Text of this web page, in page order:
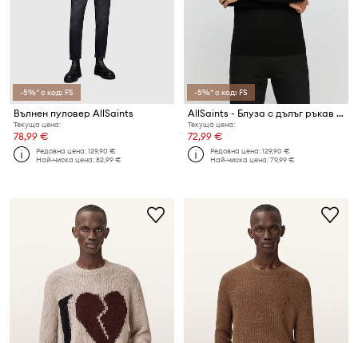
-5%* с код: FS
Вълнен пуловер AllSaints
Текуща цена:
78,99 €
Редовна цена:129,90 €
Най-ниска цена:82,99 €
-5%* с код: FS
AllSaints - Блуза с дълъг ръкав Mode Merino LS Polo
Текуща цена:
72,99 €
Редовна цена:129,90 €
Най-ниска цена:79,99 €